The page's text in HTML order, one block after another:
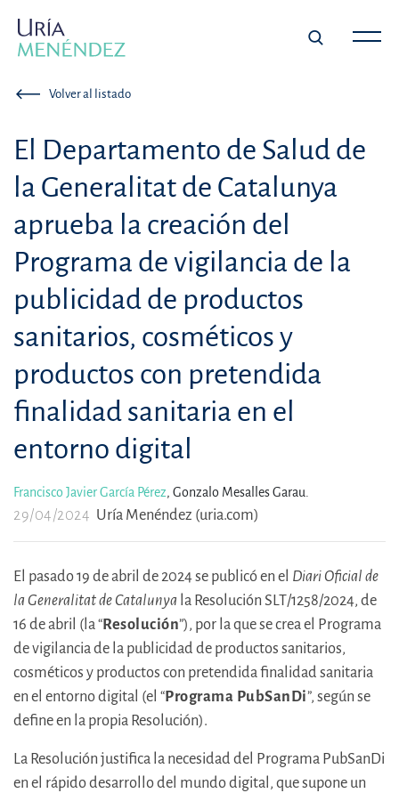
Volver al listado
El Departamento de Salud de
la Generalitat de Catalunya
aprueba la creación del
Programa de vigilancia de la
publicidad de productos
sanitarios, cosméticos y
productos con pretendida
finalidad sanitaria en el
entorno digital
Francisco Javier García Pérez, Gonzalo Mesalles Garau.
29/04/2024 Uría Menéndez (uria.com)
El pasado 19 de abril de 2024 se publicó en el Diari Oficial de
la Generalitat de Catalunya la Resolución SLT/1258/2024, de
16 de abril (la “Resolución”), por la que se crea el Programa
de vigilancia de la publicidad de productos sanitarios,
cosméticos y productos con pretendida finalidad sanitaria
en el entorno digital (el “Programa PubSanDi”, según se
define en la propia Resolución).
La Resolución justifica la necesidad del Programa PubSanDi
en el rápido desarrollo del mundo digital, que supone un